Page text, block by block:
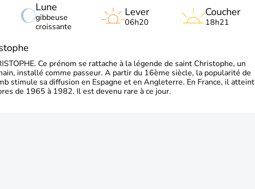
Lune
gibbeuse
croissante
Lever
06h20
Coucher
18h21
Ce prénom se rattache à la légende de saint Christophe, un
installé comme passeur. A partir du 16ème siècle, la popularité de
stimule sa diffusion en Espagne et en Angleterre. En France, il atteint
de 1965 à 1982. Il est devenu rare à ce jour.